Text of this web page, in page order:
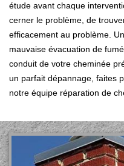
étude avant chaque
cerner le problème, de
efficacement au problème.
mauvaise évacuation de
conduit de votre cheminée
un parfait dépannage, faites
notre équipe réparation de